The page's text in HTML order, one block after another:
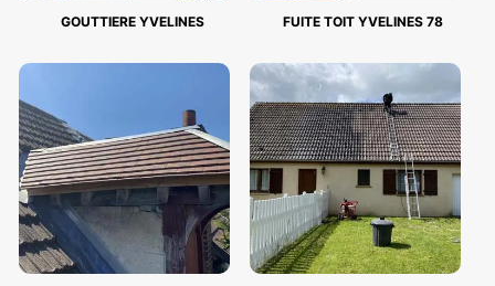
GOUTTIERE YVELINES FUITE TOIT YVELINES 78